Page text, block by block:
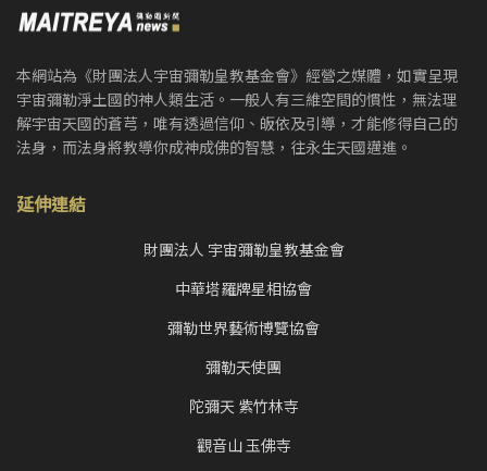
本網站為《財團法人宇宙彌勒皇教基金會》經營之媒體，如實呈現
宇宙彌勒淨土國的神人類生活。一般人有三維空間的慣性，無法理
解宇宙天國的蒼芎，唯有透過信仰、皈依及引導，才能修得自己的
法身，而法身將教導你成神成佛的智慧，往永生天國邁進。
延伸連結
財團法人 宇宙彌勒皇教基金會
中華塔羅牌星相協會
彌勒世界藝術博覽協會
彌勒天使團
陀彌天 紫竹林寺
觀音山 玉佛寺